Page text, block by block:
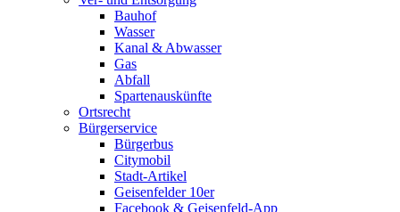
Bauhof
Wasser
Kanal & Abwasser
Gas
Abfall
Spartenauskünfte
Ortsrecht
Bürgerservice
Bürgerbus
Citymobil
Stadt-Artikel
Geisenfelder 10er
Facebook & Geisenfeld-App